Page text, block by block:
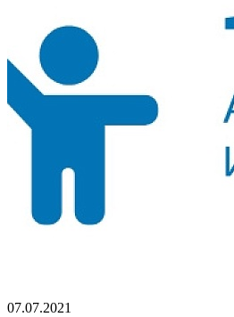
07.07.2021